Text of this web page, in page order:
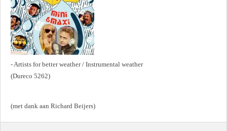
- Artists for better weather / Instrumental weather
(Dureco 5262)
(met dank aan Richard Beijers)